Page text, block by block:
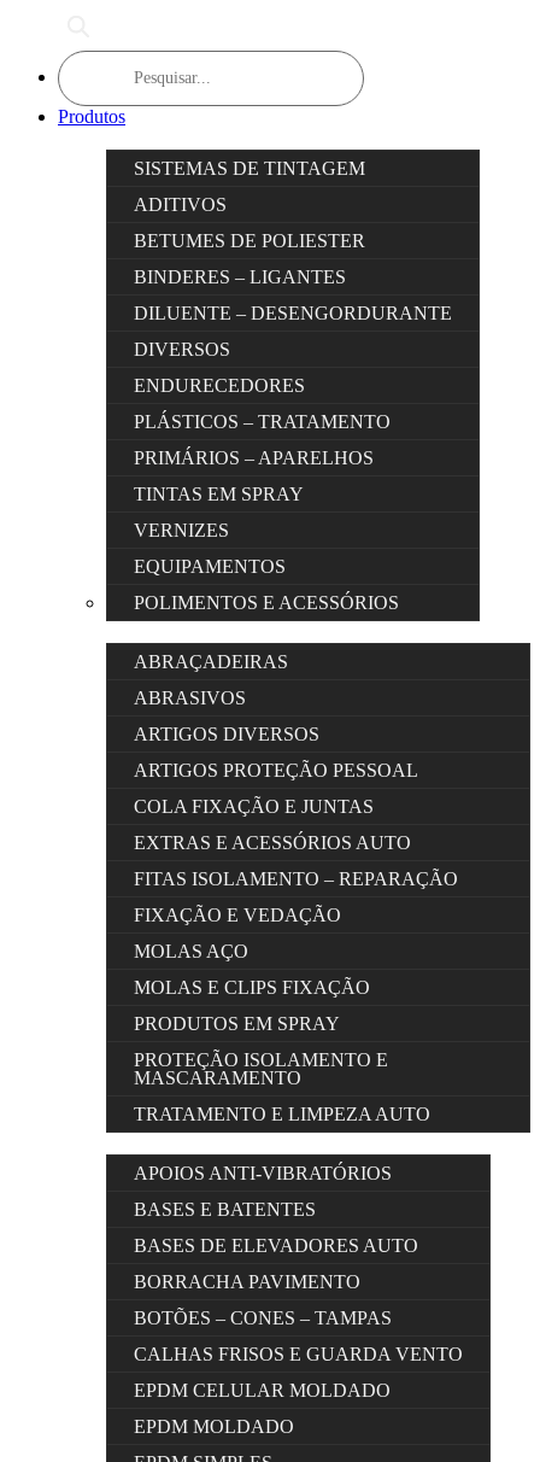
Products
search
Produtos
SISTEMAS DE TINTAGEM
ADITIVOS
BETUMES DE POLIESTER
BINDERES – LIGANTES
DILUENTE – DESENGORDURANTE
DIVERSOS
ENDURECEDORES
PLÁSTICOS – TRATAMENTO
PRIMÁRIOS – APARELHOS
TINTAS EM SPRAY
VERNIZES
EQUIPAMENTOS
POLIMENTOS E ACESSÓRIOS
ABRAÇADEIRAS
ABRASIVOS
ARTIGOS DIVERSOS
ARTIGOS PROTEÇÃO PESSOAL
COLA FIXAÇÃO E JUNTAS
EXTRAS E ACESSÓRIOS AUTO
FITAS ISOLAMENTO – REPARAÇÃO
FIXAÇÃO E VEDAÇÃO
MOLAS AÇO
MOLAS E CLIPS FIXAÇÃO
PRODUTOS EM SPRAY
PROTEÇÃO ISOLAMENTO E
MASCARAMENTO
TRATAMENTO E LIMPEZA AUTO
APOIOS ANTI-VIBRATÓRIOS
BASES E BATENTES
BASES DE ELEVADORES AUTO
BORRACHA PAVIMENTO
BOTÕES – CONES – TAMPAS
CALHAS FRISOS E GUARDA VENTO
EPDM CELULAR MOLDADO
EPDM MOLDADO